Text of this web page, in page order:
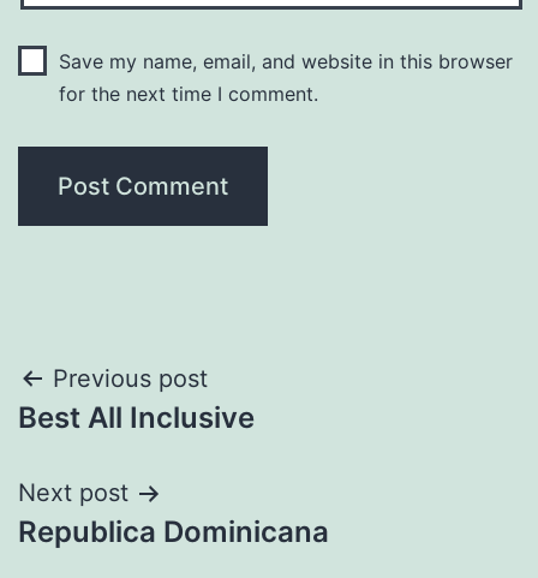
Save my name, email, and website in this browser
for the next time I comment.
Post
navigation
Previous post
Best All Inclusive
Next post
Republica Dominicana